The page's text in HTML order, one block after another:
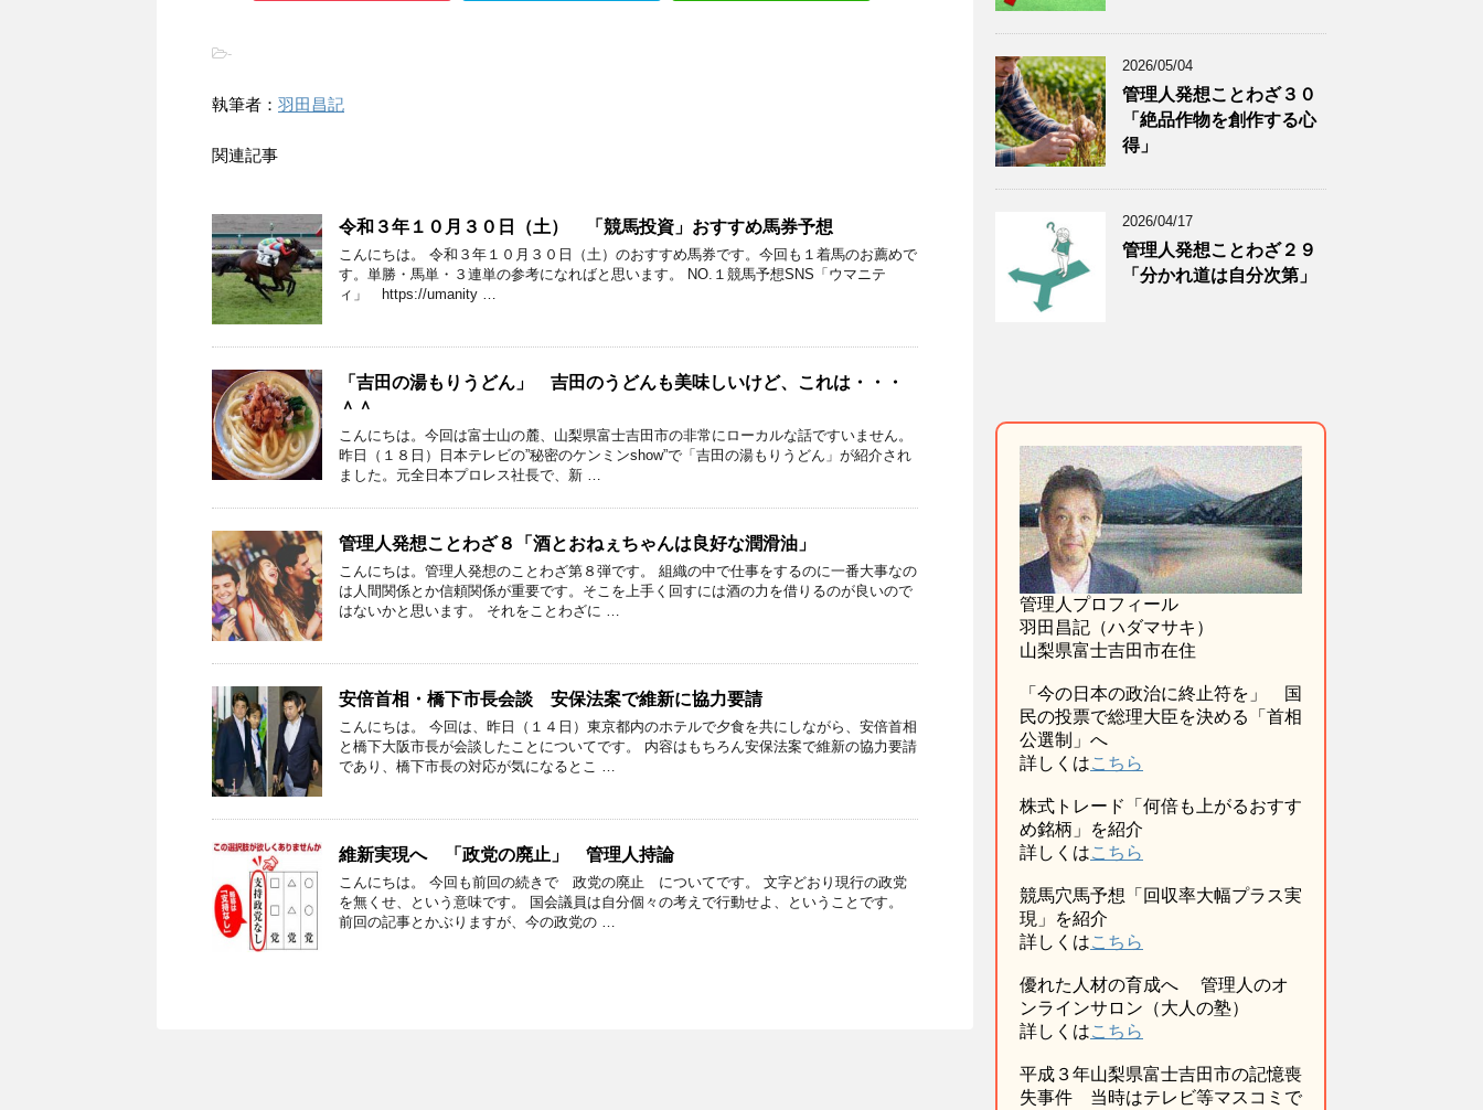
-
執筆者： 羽田昌記
関連記事
令和３年１０月３０日（土） 「競馬投資」おすすめ馬券予想
こんにちは。 令和３年１０月３０日（土）のおすすめ馬券です。今回も１着馬のお薦めで
す。単勝・馬単・３連単の参考になればと思います。 NO.１競馬予想SNS「ウマニテ
ィ」 https://umanity …
「吉田の湯もりうどん」 吉田のうどんも美味しいけど、これは・・・
＾＾
こんにちは。今回は富士山の麓、山梨県富士吉田市の非常にローカルな話ですいません。
昨日（１８日）日本テレビの”秘密のケンミンshow”で「吉田の湯もりうどん」が紹介され
ました。元全日本プロレス社長で、新 …
管理人発想ことわざ８「酒とおねぇちゃんは良好な潤滑油」
こんにちは。管理人発想のことわざ第８弾です。 組織の中で仕事をするのに一番大事なの
は人間関係とか信頼関係が重要です。そこを上手く回すには酒の力を借りるのが良いので
はないかと思います。 それをことわざに …
安倍首相・橋下市長会談 安保法案で維新に協力要請
こんにちは。 今回は、昨日（１４日）東京都内のホテルで夕食を共にしながら、安倍首相
と橋下大阪市長が会談したことについてです。 内容はもちろん安保法案で維新の協力要請
であり、橋下市長の対応が気になるとこ …
維新実現へ 「政党の廃止」 管理人持論
こんにちは。 今回も前回の続きで 政党の廃止 についてです。 文字どおり現行の政党
を無くせ、という意味です。 国会議員は自分個々の考えで行動せよ、ということです。
前回の記事とかぶりますが、今の政党の …
2026/05/04
管理人発想ことわざ３０
「絶品作物を創作する心
得」
2026/04/17
管理人発想ことわざ２９
「分かれ道は自分次第」
管理人プロフィール
羽田昌記（ハダマサキ）
山梨県富士吉田市在住
「今の日本の政治に終止符を」 国
民の投票で総理大臣を決める「首相
公選制」へ
詳しくはこちら
株式トレード「何倍も上がるおすす
め銘柄」を紹介
詳しくはこちら
競馬穴馬予想「回収率大幅プラス実
現」を紹介
詳しくはこちら
優れた人材の育成へ 管理人のオ
ンラインサロン（大人の塾）
詳しくはこちら
平成３年山梨県富士吉田市の記憶喪
失事件 当時はテレビ等マスコミで